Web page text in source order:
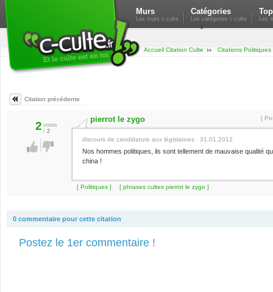
Murs
Les murs c-culte
Catégories
Les catégories c-culte Les
Accueil Citation Culte Citations Politiques
Citation précédente
2 votes
/ 2
pierrot le zygo [
discours de candidature aux législatives . 31.01.2012
Nos hommes politiques, ils sont tellement de mauvaise qualité
china !
[ Politiques ] [ phrases cultes pierrot le zygo ]
0 commentaire pour cette citation
Postez le 1er commentaire !